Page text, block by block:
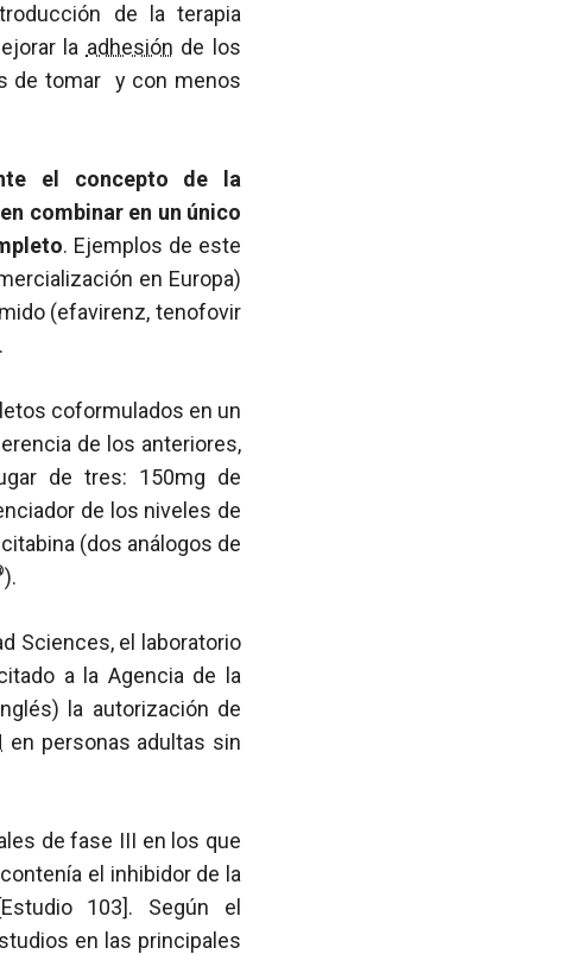
de la terapia
la adhesión de los
de tomar y con menos
el concepto de la
combinar en un único
. Ejemplos de este
en Europa)
(efavirenz, tenofovir
coformulados en un
de los anteriores,
de tres: 150mg de
de los niveles de
(dos análogos de
).
Sciences, el laboratorio
a la Agencia de la
la autorización de
en personas adultas sin
de fase III en los que
el inhibidor de la
103]. Según el
en las principales